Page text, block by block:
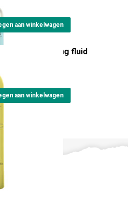
aan winkelwagen
Oil Lalà modelling fluid
aan winkelwagen